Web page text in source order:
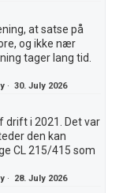
at satse på
og ikke nær
tager lang tid.
·30. July 2026
drift i 2021. Det var
den kan
CL 215/415 som
· 28. July 2026